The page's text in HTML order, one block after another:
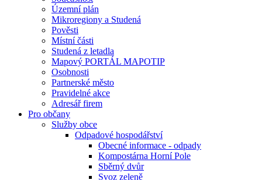
Územní plán
Mikroregiony a Studená
Pověsti
Místní části
Studená z letadla
Mapový PORTÁL MAPOTIP
Osobnosti
Partnerské město
Pravidelné akce
Adresář firem
Pro občany
Služby obce
Odpadové hospodářství
Obecné informace - odpady
Kompostárna Horní Pole
Sběrný dvůr
Svoz zeleně